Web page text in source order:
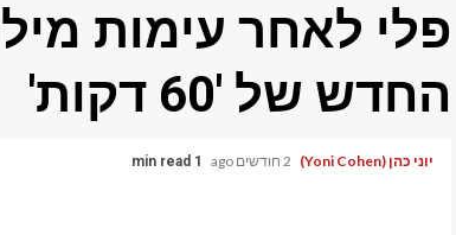
פלי לאחר עימות
החדש של '60 דקות'
יוני כהן (Yoni Cohen) 2 חודשים ago 1 min read